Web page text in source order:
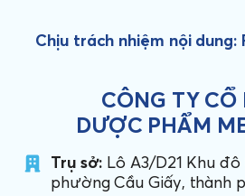
Chịu trách nhiệm nội dung:
CÔNG TY CỔ
DƯỢC PHẨM
Trụ sở: Lô A3/D21 Khu
phường Cầu Giấy, thành